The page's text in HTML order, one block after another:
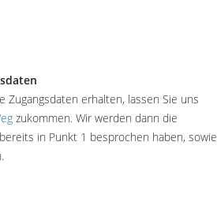
Zugangsdaten erhalten, lassen Sie uns
zukommen. Wir werden dann die
in Punkt 1 besprochen haben, sowie